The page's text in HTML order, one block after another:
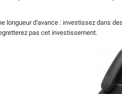
longueur d'avance : investissez dans
pas cet investissement.